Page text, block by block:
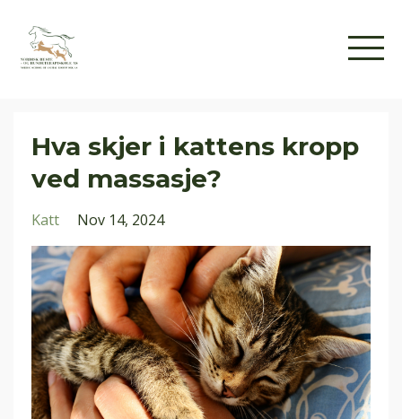
Hva skjer i kattens kropp
ved massasje?
Katt Nov 14, 2024